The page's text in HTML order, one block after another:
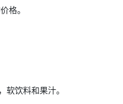
格。
饮料和果汁。